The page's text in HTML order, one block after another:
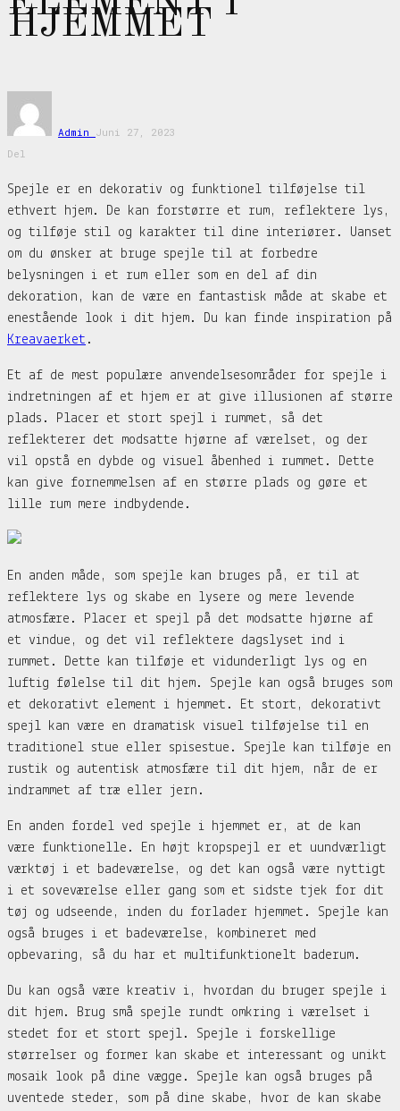
HJEMMET
Admin Juni 27, 2023
Del
Spejle er en dekorativ og funktionel tilføjelse til
ethvert hjem. De kan forstørre et rum, reflektere lys,
og tilføje stil og karakter til dine interiører. Uanset
om du ønsker at bruge spejle til at forbedre
belysningen i et rum eller som en del af din
dekoration, kan de være en fantastisk måde at skabe et
enestående look i dit hjem. Du kan finde inspiration på
Kreavaerket .
Et af de mest populære anvendelsesområder for spejle i
indretningen af et hjem er at give illusionen af større
plads. Placer et stort spejl i rummet, så det
reflekterer det modsatte hjørne af værelset, og der
vil opstå en dybde og visuel åbenhed i rummet. Dette
kan give fornemmelsen af en større plads og gøre et
lille rum mere indbydende.
En anden måde, som spejle kan bruges på, er til at
reflektere lys og skabe en lysere og mere levende
atmosfære. Placer et spejl på det modsatte hjørne af
et vindue, og det vil reflektere dagslyset ind i
rummet. Dette kan tilføje et vidunderligt lys og en
luftig følelse til dit hjem. Spejle kan også bruges som
et dekorativt element i hjemmet. Et stort, dekorativt
spejl kan være en dramatisk visuel tilføjelse til en
traditionel stue eller spisestue. Spejle kan tilføje en
rustik og autentisk atmosfære til dit hjem, når de er
indrammet af træ eller jern.
En anden fordel ved spejle i hjemmet er, at de kan
være funktionelle. En højt kropspejl er et uundværligt
værktøj i et badeværelse, og det kan også være nyttigt
i et soveværelse eller gang som et sidste tjek for dit
tøj og udseende, inden du forlader hjemmet. Spejle kan
også bruges i et badeværelse, kombineret med
opbevaring, så du har et multifunktionelt baderum.
Du kan også være kreativ i, hvordan du bruger spejle i
dit hjem. Brug små spejle rundt omkring i værelset i
stedet for et stort spejl. Spejle i forskellige
størrelser og former kan skabe et interessant og unikt
mosaik look på dine vægge. Spejle kan også bruges på
uventede steder, som på dine skabe, hvor de kan skabe